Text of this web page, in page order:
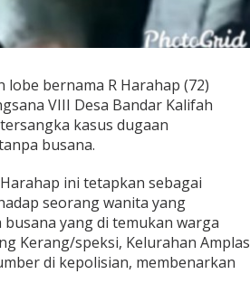
bernama R Harahap (72)
VIII Desa Bandar Kalifah
kasus dugaan
busana.
ini tetapkan sebagai
seorang wanita yang
yang di temukan warga
Kerang/speksi, Kelurahan Amplas
di kepolisian, membenarkan